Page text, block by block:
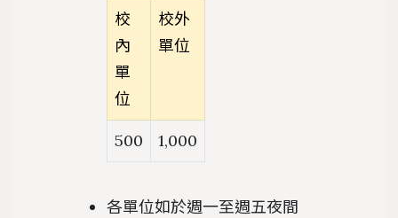
校
內
單
位
校外
單位
500 1,000
各單位如於週一至週五夜間